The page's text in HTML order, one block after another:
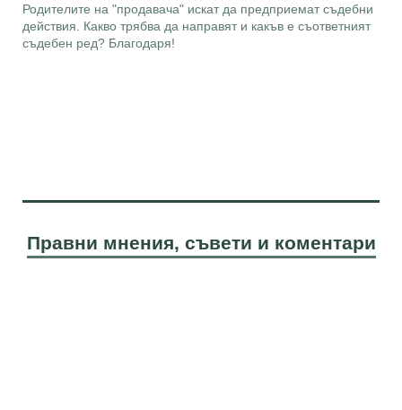
Родителите на "продавача" искат да предприемат съдебни
действия. Какво трябва да направят и какъв е съответният
съдебен ред? Благодаря!
Правни мнения, съвети и коментари